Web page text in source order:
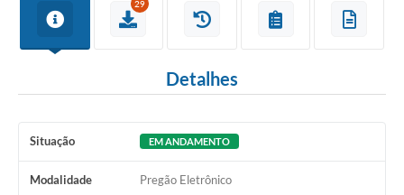
29
Detalhes
Situação EM ANDAMENTO
Modalidade Pregão Eletrônico